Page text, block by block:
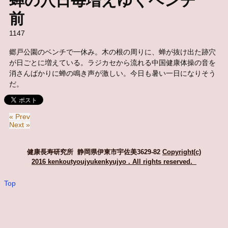
前
1147
郷戸公園のベンチで一休み。木の根の周りに、蝉が抜け出た跡穴
が日ごとに増えている。ラジカセから流れる中国健康体操の音を
消さんばかりに蝉の鳴き声が激しい。今日も暑い一日になりそう
だ。
« Prev
Next »
健康長寿研究所 静岡県伊東市宇佐美3629-82 Copyright(c)
2016 kenkoutyoujyukenkyujyo . All rights reserved.
Top